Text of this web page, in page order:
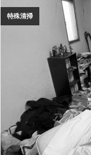
特殊清掃